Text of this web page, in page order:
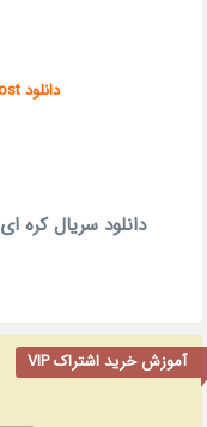
دانلود ost های سریال – کیفیت: 320k
دانلود سریال کره ای Possessed 2019 با لینک مستقیم
آموزش خرید اشتراک VIP